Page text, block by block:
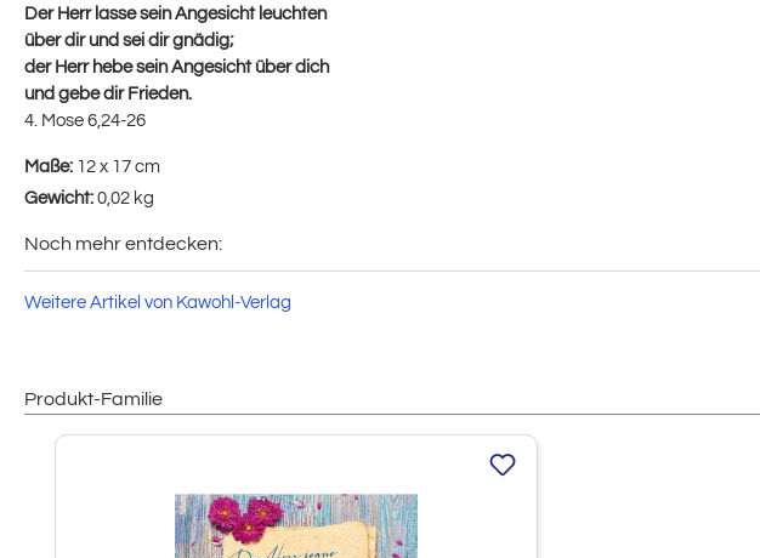
Der Herr lasse sein Angesicht leuchten
über dir und sei dir gnädig;
der Herr hebe sein Angesicht über dich
und gebe dir Frieden.
4. Mose 6,24-26
Maße: 12 x 17 cm
Gewicht: 0,02 kg
Noch mehr entdecken:
Weitere Artikel von Kawohl-Verlag
Produkt-Familie
Produktgalerie überspringen